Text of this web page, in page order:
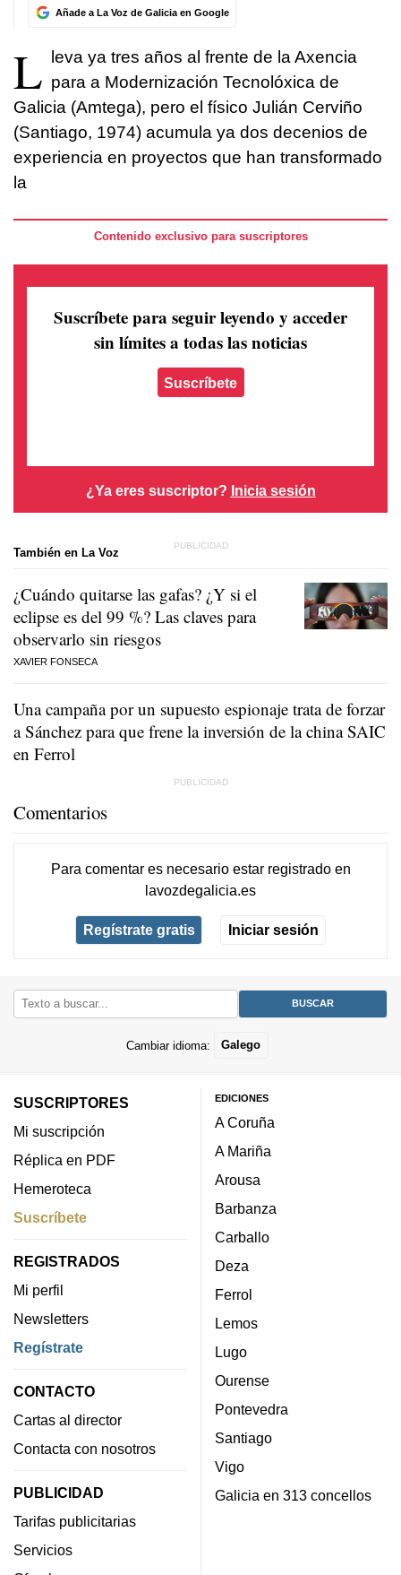
Añade a La Voz de Galicia en Google
L leva ya tres años al frente de la Axencia
para a Modernización Tecnolóxica de
Galicia (Amtega), pero el físico Julián Cerviño
(Santiago, 1974) acumula ya dos decenios de
experiencia en proyectos que han transformado
la
Contenido exclusivo para suscriptores
Suscríbete para seguir leyendo y acceder
sin límites a todas las noticias
Suscríbete
¿Ya eres suscriptor? Inicia sesión
También en La Voz
¿Cuándo quitarse las gafas? ¿Y si el
eclipse es del 99 %? Las claves para
observarlo sin riesgos
XAVIER FONSECA
Una campaña por un supuesto espionaje trata de forzar
a Sánchez para que frene la inversión de la china SAIC
en Ferrol
Comentarios
Para comentar es necesario estar registradoen
lavozdegalicia.es
Regístrate gratis Iniciar sesión
Cambiar idioma: Galego
SUSCRIPTORES
Mi suscripción
Réplica en PDF
Hemeroteca
Suscríbete
REGISTRADOS
Mi perfil
Newsletters
Regístrate
CONTACTO
Cartas al director
Contacta con nosotros
PUBLICIDAD
Tarifas publicitarias
Servicios
EDICIONES
A Coruña
A Mariña
Arousa
Barbanza
Carballo
Deza
Ferrol
Lemos
Lugo
Ourense
Pontevedra
Santiago
Vigo
Galicia en 313 concellos